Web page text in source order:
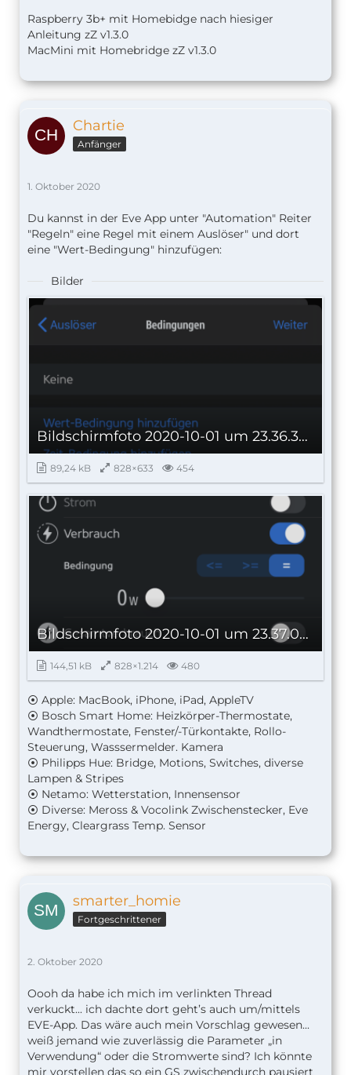
Raspberry 3b+ mit Homebidge nach hiesiger
Anleitung zZ v1.3.0
MacMini mit Homebridge zZ v1.3.0
Chartie
Anfänger
1. Oktober 2020
Du kannst in der Eve App unter "Automation" Reiter
"Regeln" eine Regel mit einem Auslöser" und dort
eine "Wert-Bedingung" hinzufügen:
Bilder
Bildschirmfoto 2020-10-01 um 23.36.32.png
89,24 kB 828×633 454
Bildschirmfoto 2020-10-01 um 23.37.07.png
144,51 kB 828×1.214 480
⦿ Apple: MacBook, iPhone, iPad, AppleTV
⦿ Bosch Smart Home: Heizkörper-Thermostate,
Wandthermostate, Fenster/-Türkontakte, Rollo-
Steuerung, Wasssermelder. Kamera
⦿ Philipps Hue: Bridge, Motions, Switches, diverse
Lampen & Stripes
⦿ Netamo: Wetterstation, Innensensor
⦿ Diverse: Meross & Vocolink Zwischenstecker, Eve
Energy, Cleargrass Temp. Sensor
smarter_homie
Fortgeschrittener
2. Oktober 2020
Oooh da habe ich mich im verlinkten Thread
verkuckt... ich dachte dort geht’s auch um/mittels
EVE-App. Das wäre auch mein Vorschlag gewesen...
weiß jemand wie zuverlässig die Parameter „in
Verwendung“ oder die Stromwerte sind? Ich könnte
mir vorstellen das so ein GS zwischendurch pausiert